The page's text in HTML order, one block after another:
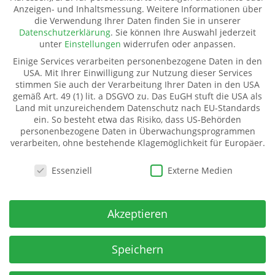
Datenschutz
Pate werden
Spenden
Mitglied werden
Kinderhilfe Westafrika e.V.
Kinderhilfe Westafrika e.V.
Dorfstraße 18 (Kahmer)
IBAN:
DE06 5009 2100 0001 7141 71
BIC: GENODE51BH2
Spar- u Kreditbank ev-freikirchl. Gemeinden
Anzeigen- und Inhaltsmessung. Weitere Informationen über
die Verwendung Ihrer Daten finden Sie in unserer
Datenschutzerklärung. Sie können Ihre Auswahl jederzeit
unter Einstellungen widerrufen oder anpassen.
Einige Services verarbeiten personenbezogene Daten in den
USA. Mit Ihrer Einwilligung zur Nutzung dieser Services
stimmen Sie auch der Verarbeitung Ihrer Daten in den USA
gemäß Art. 49 (1) lit. a DSGVO zu. Das EuGH stuft die USA als
Land mit unzureichendem Datenschutz nach EU-Standards
ein. So besteht etwa das Risiko, dass US-Behörden
personenbezogene Daten in Überwachungsprogrammen
verarbeiten, ohne bestehende Klagemöglichkeit für Europäer.
Datenschutzeinstellungen
Essenziell Externe Medien
Akzeptieren
Speichern